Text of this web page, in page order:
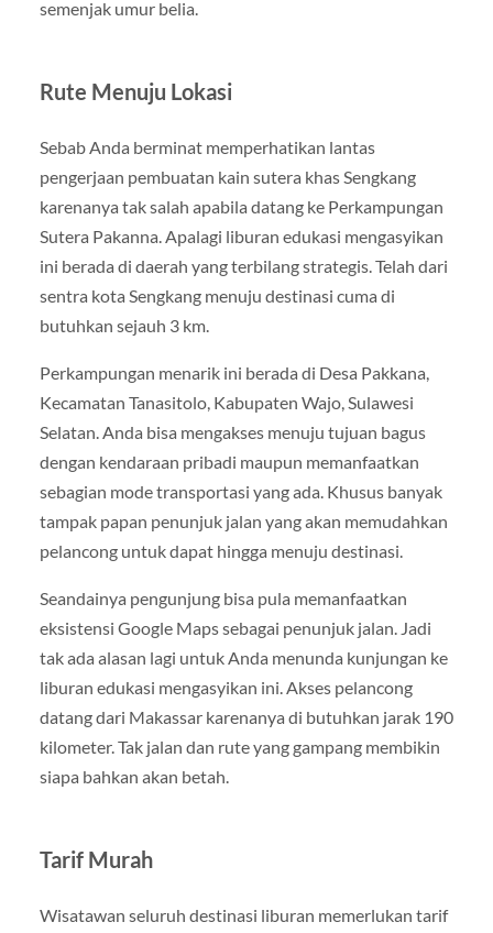
semenjak umur belia.
Rute Menuju Lokasi
Sebab Anda berminat memperhatikan lantas
pengerjaan pembuatan kain sutera khas Sengkang
karenanya tak salah apabila datang ke Perkampungan
Sutera Pakanna. Apalagi liburan edukasi mengasyikan
ini berada di daerah yang terbilang strategis. Telah dari
sentra kota Sengkang menuju destinasi cuma di
butuhkan sejauh 3 km.
Perkampungan menarik ini berada di Desa Pakkana,
Kecamatan Tanasitolo, Kabupaten Wajo, Sulawesi
Selatan. Anda bisa mengakses menuju tujuan bagus
dengan kendaraan pribadi maupun memanfaatkan
sebagian mode transportasi yang ada. Khusus banyak
tampak papan penunjuk jalan yang akan memudahkan
pelancong untuk dapat hingga menuju destinasi.
Seandainya pengunjung bisa pula memanfaatkan
eksistensi Google Maps sebagai penunjuk jalan. Jadi
tak ada alasan lagi untuk Anda menunda kunjungan ke
liburan edukasi mengasyikan ini. Akses pelancong
datang dari Makassar karenanya di butuhkan jarak 190
kilometer. Tak jalan dan rute yang gampang membikin
siapa bahkan akan betah.
Tarif Murah
Wisatawan seluruh destinasi liburan memerlukan tarif